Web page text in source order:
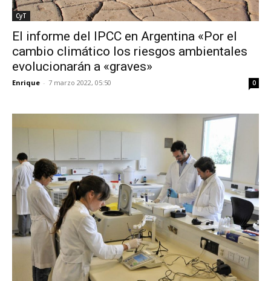
CyT
El informe del IPCC en Argentina «Por el
cambio climático los riesgos ambientales
evolucionarán a «graves»
Enrique - 7 marzo 2022, 05:50 0